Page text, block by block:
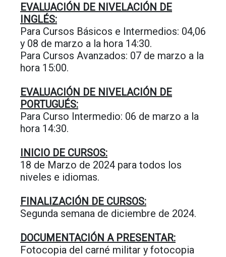
EVALUACIÓN DE NIVELACIÓN DE
INGLÉS:
Para Cursos Básicos e Intermedios: 04,06
y 08 de marzo a la hora 14:30.
Para Cursos Avanzados: 07 de marzo a la
hora 15:00.
EVALUACIÓN DE NIVELACIÓN DE
PORTUGUÉS:
Para Curso Intermedio: 06 de marzo a la
hora 14:30.
INICIO DE CURSOS:
18 de Marzo de 2024 para todos los
niveles e idiomas.
FINALIZACIÓN DE CURSOS:
Segunda semana de diciembre de 2024.
DOCUMENTACIÓN A PRESENTAR:
Fotocopia del carné militar y fotocopia